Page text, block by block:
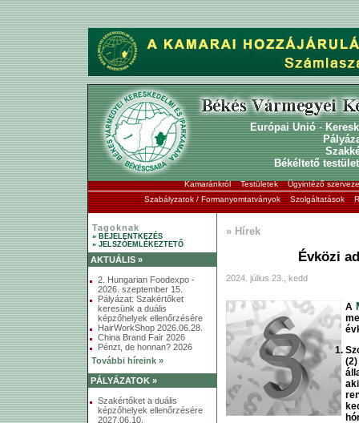
Európai Unió-
Békéltető testület
Kamaránkról Testületek
Ügyintéző
Szabályzatok / Formanyomtatványok
Szolgáltatások
Tagoknak
» BEJELENTKEZÉS
» JELSZÓEMLÉKEZTETŐ
AKTUÁLIS »
2. Hungarian Foodexpo -
2026. szeptember 15.
Pályázat: Szakértőket
keresünk a duális
képzőhelyek ellenőrzésére
HairWorkShop 2026.06.28.
China Brand Fair 2026
Pénzt, de honnan? 2026
További híreink »
PÁLYÁZATOK »
Szakértőket a duális
képzőhelyek ellenőrzésére
2027.06.10.
» Hírek
Évközi
2024. július 23., kedd
A